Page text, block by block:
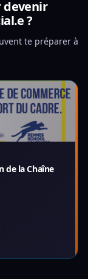
devenir
?
te préparer à
de la Chaîne